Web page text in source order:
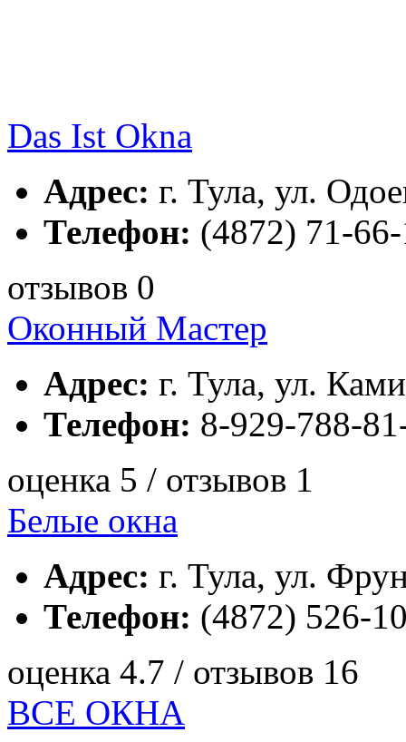
Das Ist Okna
Адрес: г. Тула, ул.
Телефон: (4872) 71-
отзывов 0
Oконный Мастер
Адрес: г. Тула, ул.
Телефон: 8-929-788-
оценка 5 / отзывов 1
Белые окна
Адрес: г. Тула, ул.
Телефон: (4872) 526-
оценка 4.7 / отзывов 16
ВСЕ ОКНА